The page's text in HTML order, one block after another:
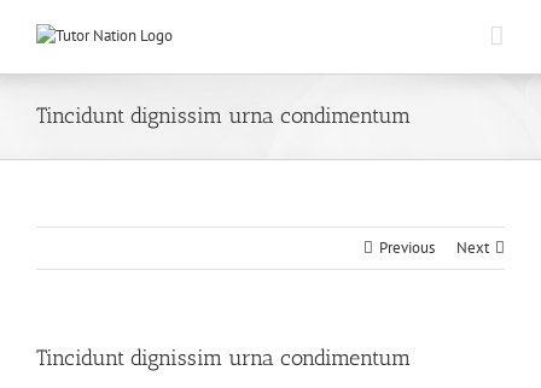
Tincidunt dignissim urna condimentum
Previous Next
Tincidunt dignissim urna condimentum